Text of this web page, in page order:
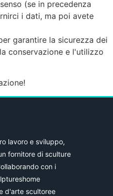
(se in precedenza
i dati, ma poi avete
garantire la sicurezza dei
conservazione e l'utilizzo
lavoro e sviluppo,
fornitore di sculture
con i
d'arte scultoree